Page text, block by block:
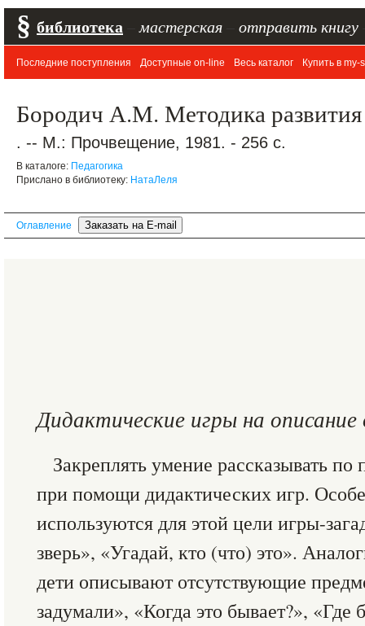
§ библиотека мастерская отправить книгу
Последние поступления Доступные on-line Весь каталог Купить в my-
Бородич А.М. Методика развития
. -- М.: Прочвещение, 1981. - 256 с.
В каталоге: Педагогика
Прислано в библиотеку: НатаЛеля
Оглавление
Дидактические игры на
Закреплять умение рассказывать
при помощи дидактических игр.
используются для этой цели игры-
зверь», «Угадай, кто (что) это».
дети описывают отсутствующие
задумали», «Когда это бывает?», «Где